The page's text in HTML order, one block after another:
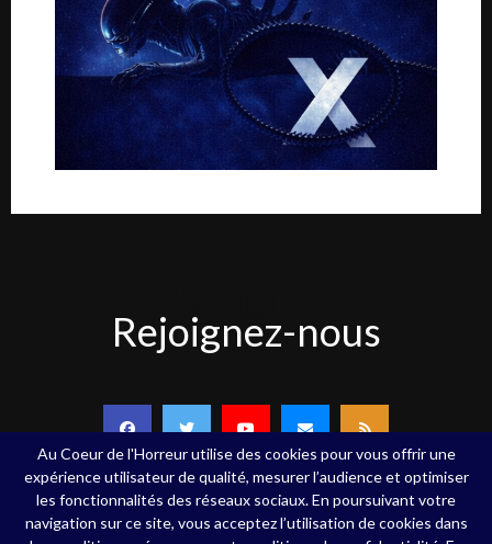
nous
Rejoignez-nous
Copyright ©Au Coeur de l'Horreur - 2020 - Tous droits réservés
Au Coeur de l'Horreur utilise des cookies pour vous offrir une
expérience utilisateur de qualité, mesurer l’audience et optimiser
les fonctionnalités des réseaux sociaux. En poursuivant votre
navigation sur ce site, vous acceptez l’utilisation de cookies dans